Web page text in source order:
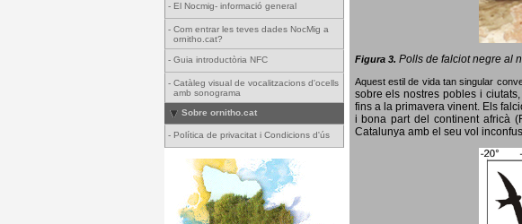
- El Nocmig- informació general
- Com entrar les teves dades NocMig a
ornitho.cat?
- Guia introductòria NFC
- Catàleg visual de vocalitzacions d'ocells
amb sonograma
Sobre ornitho.cat
- Política de privacitat i Condicions d'ús
Figura 3. Polls de falciot negre al
Aquest estil de vida tan singular
sobre els nostres pobles i
fins a la primavera vinent. Els
i bona part del continent africà
Catalunya amb el seu vol